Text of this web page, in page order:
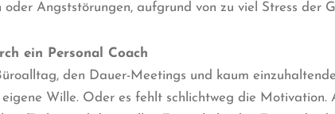
oder Angststörungen, aufgrund von zu viel Stress
ein Personal Coach
den Dauer-Meetings und kaum
Wille. Oder es fehlt schlichtweg die